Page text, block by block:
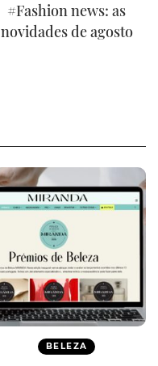
#Fashion news: as
novidades de agosto
BELEZA